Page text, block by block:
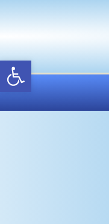
פתח